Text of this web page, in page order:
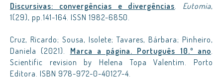
Discursivas: convergências e divergências. Eutomia,
1(29), pp.141-164. ISSN 1982-6850.
Cruz, Ricardo; Sousa, Isolete; Tavares, Bárbara; Pinheiro,
Daniela (2021). Marca a página. Português 10.º ano.
Scientific revision by Helena Topa Valentim. Porto
Editora. ISBN 978-972-0-40127-4.